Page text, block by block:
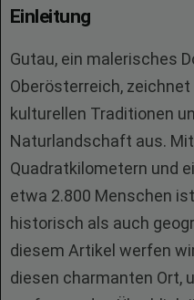
Einleitung
Gutau, ein malerisches
Oberösterreich,
kulturellen Traditionen
Naturlandschaft aus.
Quadratkilometern und
etwa 2.800 Menschen
historisch als auch
diesem Artikel werfen
diesen charmanten Ort,